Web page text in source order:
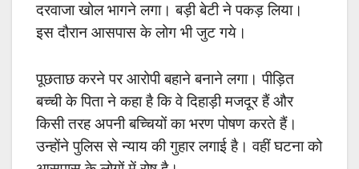
दरवाजा खोल भागने लगा। बड़ी बेटी ने पकड़ लिया।
इस दौरान आसपास के लोग भी जुट गये।
पूछताछ करने पर आरोपी बहाने बनाने लगा। पीड़ित
बच्ची के पिता ने कहा है कि वे दिहाड़ी मजदूर हैं और
किसी तरह अपनी बच्चियों का भरण पोषण करते हैं।
उन्होंने पुलिस से न्याय की गुहार लगाई है। वहीं घटना को